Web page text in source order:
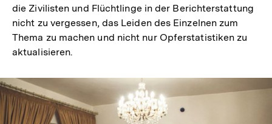
die Zivilisten und Flüchtlinge in der Berichterstattung
nicht zu vergessen, das Leiden des Einzelnen zum
Thema zu machen und nicht nur Opferstatistiken zu
aktualisieren.